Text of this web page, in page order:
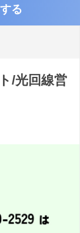
る
/光回線営